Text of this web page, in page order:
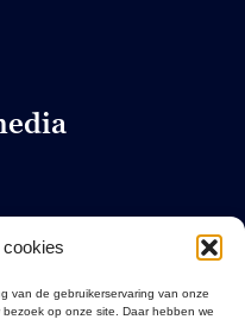
van de gebruikerservaring van onze
op onze site. Daar hebben we